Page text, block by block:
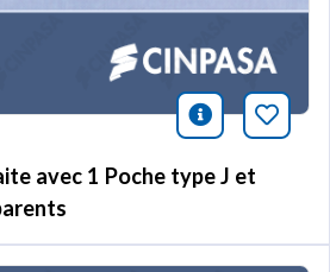
icono
avec 1 Poche type J et